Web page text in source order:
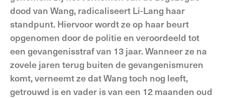
dood van Wang, radicaliseert Li-Lang haar
standpunt. Hiervoor wordt ze op haar beurt
opgenomen door de politie en veroordeeld tot
een gevangenisstraf van 13 jaar. Wanneer ze na
zovele jaren terug buiten de gevangenismuren
komt, verneemt ze dat Wang toch nog leeft,
getrouwd is en vader is van een 12 maanden oud